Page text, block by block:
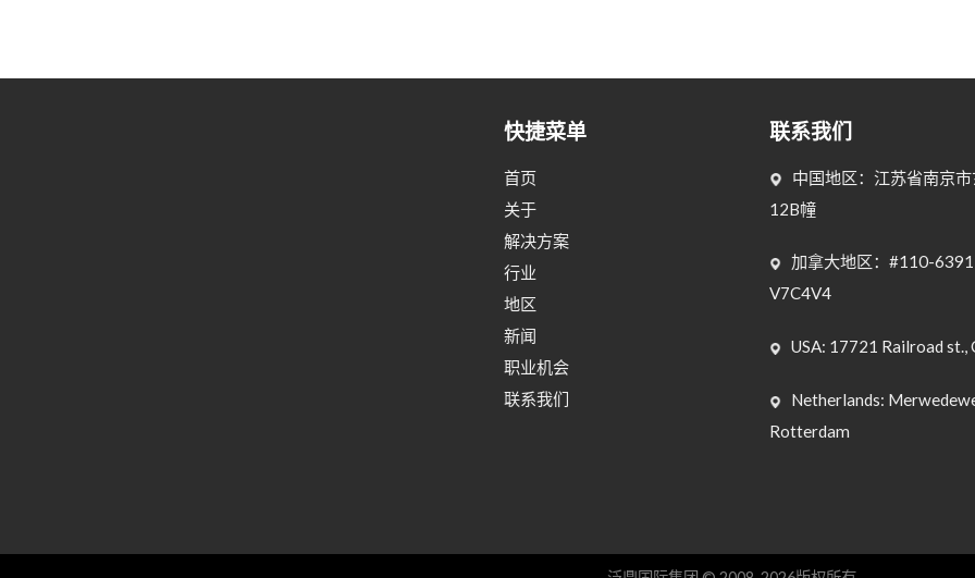
快捷菜单
首页
关于
解决方案
行业
地区
新闻
职业机会
联系我们
联系我们
中国地区：江苏省南京
12B幢
加拿大地区：#110-
V7C4V4
USA: 17721 Railroad
Netherlands:
Rotterdam